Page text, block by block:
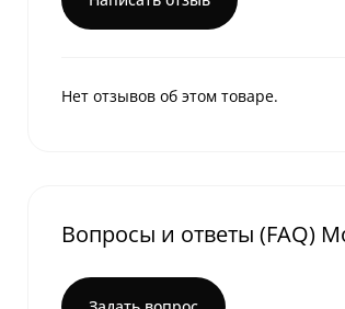
Нет отзывов об этом товаре.
Вопросы и ответы (FAQ)